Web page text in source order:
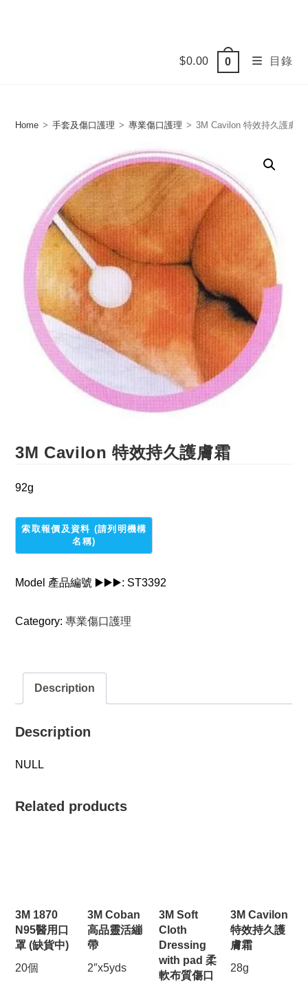
$0.00 0 目錄
Home > 手套及傷口護理 > 專業傷口護理 > 3M Cavilon 特效持久護膚霜
3M Cavilon 特效持久護膚霜
92g
Model 產品編號 ▶️▶️▶️: ST3392
Category:專業傷口護理
Description
Description
NULL
Related products
3M 1870
N95醫用口
罩 (缺貨中)
20個
3M Coban
高品靈活繃
帶
2″x5yds
3M Soft
Cloth
Dressing
with pad 柔
軟布質傷口
3M Cavilon
特效持久護
膚霜
28g